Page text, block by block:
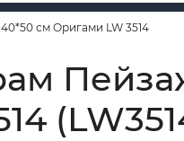
см Оригами LW 3514